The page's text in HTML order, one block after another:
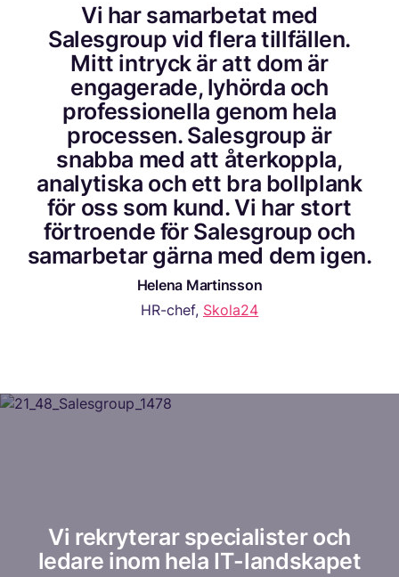
Vi har samarbetat med
Salesgroup vid flera tillfällen.
Mitt intryck är att dom är
engagerade, lyhörda och
professionella genom hela
processen. Salesgroup är
snabba med att återkoppla,
analytiska och ett bra bollplank
för oss som kund. Vi har stort
förtroende för Salesgroup och
samarbetar gärna med dem igen.
Helena Martinsson
HR-chef, Skola24
Vi rekryterar specialister och
ledare inom hela IT-landskapet